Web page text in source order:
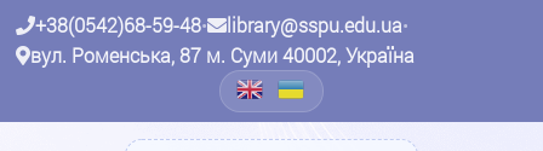
+38(0542)68-59-48• library@sspu.edu.ua•
вул. Роменська, 87 м. Суми 40002, Україна